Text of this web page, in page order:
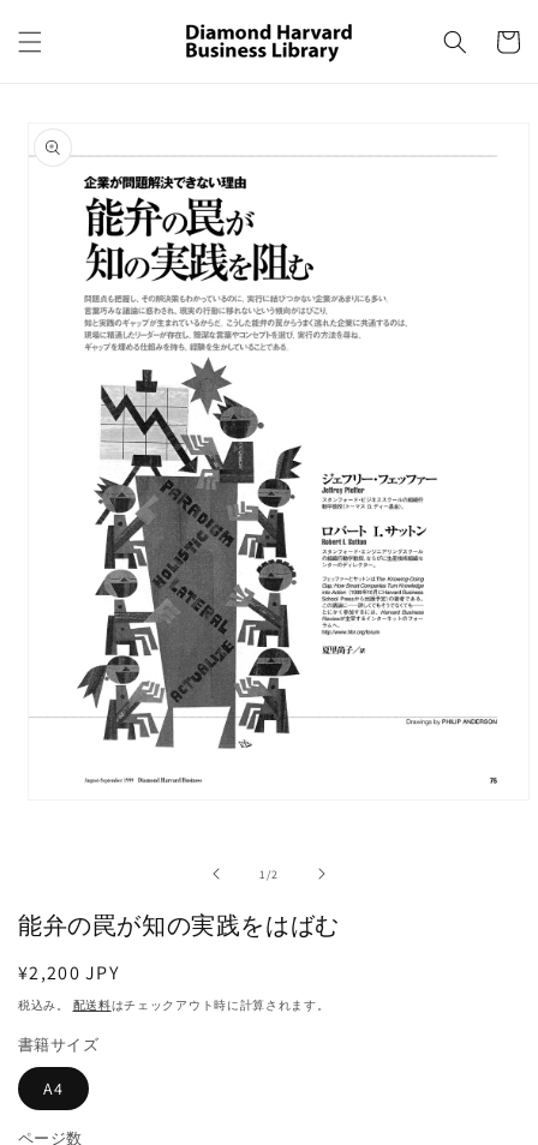
ンツに
進む
ー
報にス
キップ
メ
ィ
(1)
を
開
1 /の2
能弁の罠が知の実践をはばむ
通
常
格
¥2,200 JPY
税込み。 配送料はチェックアウト時に計算されます。
書籍サイズ
A4
ページ数